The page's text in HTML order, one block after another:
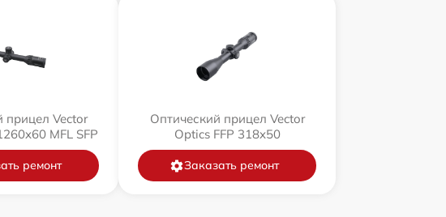
прицел Vector
MFL SFP
ремонт
Оптический прицел Vector
Optics FFP 318x50
Заказать ремонт